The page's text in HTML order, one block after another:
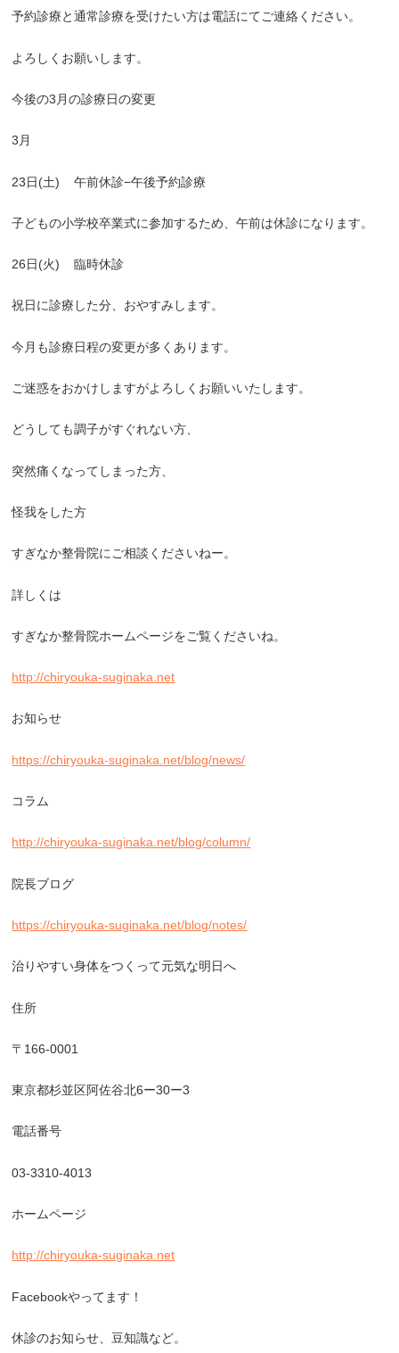
予約診療と通常診療を受けたい方は電話にてご連絡ください。
よろしくお願いします。
今後の3月の診療日の変更
3月
23日(土) 午前休診−午後予約診療
子どもの小学校卒業式に参加するため、午前は休診になります。
26日(火) 臨時休診
祝日に診療した分、おやすみします。
今月も診療日程の変更が多くあります。
ご迷惑をおかけしますがよろしくお願いいたします。
どうしても調子がすぐれない方、
突然痛くなってしまった方、
怪我をした方
すぎなか整骨院にご相談くださいねー。
詳しくは
すぎなか整骨院ホームページをご覧くださいね。
http://chiryouka-suginaka.net
お知らせ
https://chiryouka-suginaka.net/blog/news/
コラム
http://chiryouka-suginaka.net/blog/column/
院長ブログ
https://chiryouka-suginaka.net/blog/notes/
治りやすい身体をつくって元気な明日へ
住所
〒166-0001
東京都杉並区阿佐谷北6ー30ー3
電話番号
03-3310-4013
ホームページ
http://chiryouka-suginaka.net
Facebookやってます！
休診のお知らせ、豆知識など。